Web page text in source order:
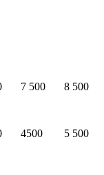
7 500 8 500
4500 5 500